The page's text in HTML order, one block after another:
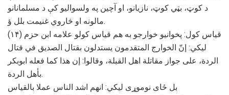
د کوټ، بټي کوټ، نازیانو، او آچین په ولسوالیو کې د مسلمانانو
مالونه او څاروي غنیمت بلل ؤ.
(۱۴) قیاس کول: پخوانیو خوارجو به هم قیاس کولو علامه ابن حزم
لیکي: إنّ الخوارج المتقدمون يستدلون بقتال الصديق في قتال
الردة، على جواز مقاتلة اهل القبلة، وقالوا: إن هذا كما فعله ابوبكر
بأهل الردة.
بل ځای نوموړی لیکي: انهم اشد الناس عملا بالقیاس